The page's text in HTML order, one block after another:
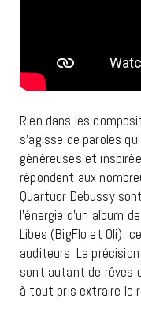
Rien dans les
s’agisse de paroles
généreuses et
répondent aux
Quartuor Debussy
l’énergie d’un album
Libes (BigFlo et Oli),
auditeurs. La
sont autant de rêves
à tout pris extraire le